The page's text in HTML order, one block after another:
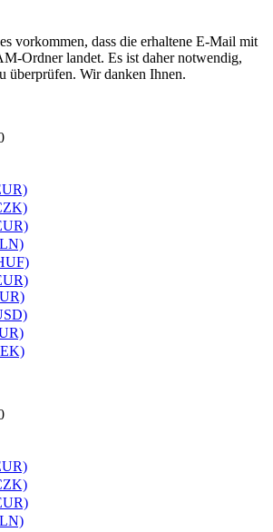
vorkommen, dass die erhaltene E-Mail mit
Ordner landet. Es ist daher notwendig,
überprüfen. Wir danken Ihnen.